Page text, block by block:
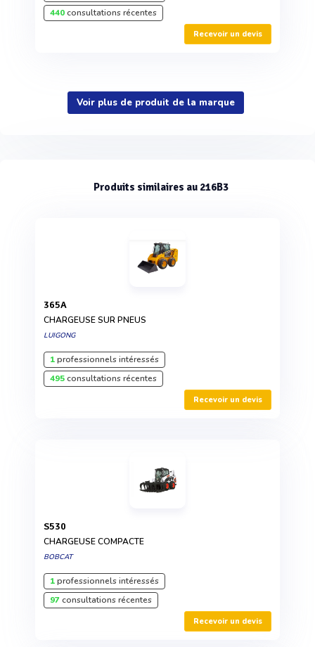
440consultations récentes
Recevoir un devis
Voir plus de produit de la marque
Produits similaires au 216B3
365A
CHARGEUSE SUR PNEUS
LUIGONG
1professionnels intéressés
495consultations récentes
Recevoir un devis
S530
CHARGEUSE COMPACTE
BOBCAT
1professionnels intéressés
97consultations récentes
Recevoir un devis